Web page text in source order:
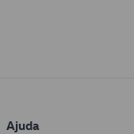
Ajuda